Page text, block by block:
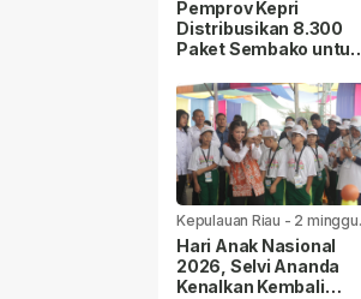
Pemprov Kepri
Distribusikan 8.300
Paket Sembako untuk
Kabupaten/Kota
Kepulauan Riau - 2 minggu
yang lalu
Hari Anak Nasional
2026, Selvi Ananda
Kenalkan Kembali